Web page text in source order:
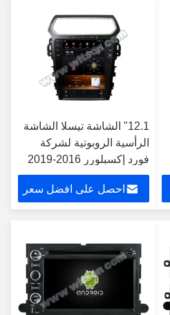
12.1" الشاشة تيسلا الشاشة
الرأسية الروبوتية لشركة
فورد إكسبلورر 2016-2019
سيارة الستيريو الوسائط
المتعددةاحصل على افضل سعر